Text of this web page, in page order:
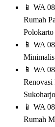
📱 WA
Rumah
📱 WA
Minimalis
📱 WA
Renovasi
Sukoharjo
📱 WA
Rumah